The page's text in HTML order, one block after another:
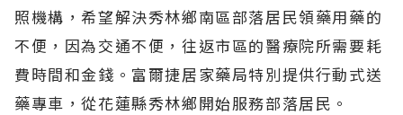
照機構，希望解決秀林鄉南區部落居民領藥用藥的
不便，因為交通不便，往返市區的醫療院所需要耗
費時間和金錢。富爾捷居家藥局特別提供行動式送
藥專車，從花蓮縣秀林鄉開始服務部落居民。